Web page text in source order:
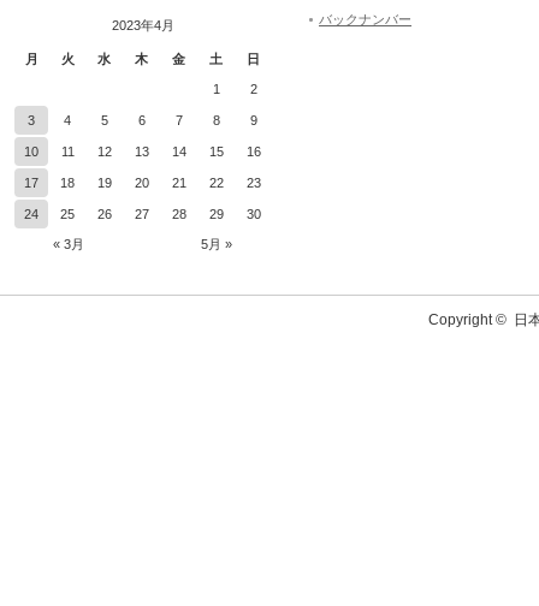
2023年4月
月 火 水 木 金 土 日
« 3月 5月 »
1 2
3 4 5 6 7 8 9
10 11 12 13 14 15 16
17 18 19 20 21 22 23
24 25 26 27 28 29 30
バックナンバー
Copyright © 日